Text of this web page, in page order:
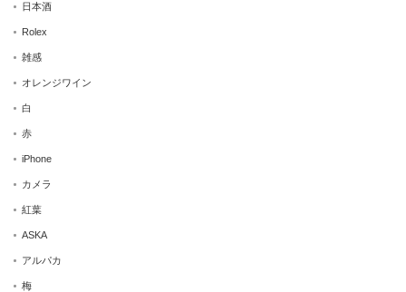
日本酒
Rolex
雑感
オレンジワイン
白
赤
iPhone
カメラ
紅葉
ASKA
アルパカ
梅